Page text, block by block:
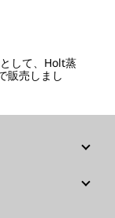
して、Holt蒸
販売しまし